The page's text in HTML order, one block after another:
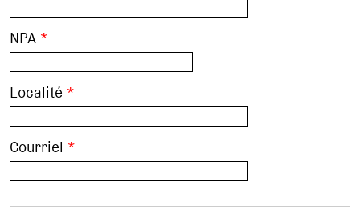
NPA *
Localité *
Courriel *